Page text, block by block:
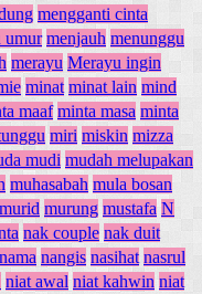
mengganti cinta
umur menjauh menunggu
merayu Merayu ingin
minat minat lain mind
maaf minta masa minta
miri miskin mizza
mudi mudah melupakan
muhasabah mula bosan
murid murung mustafa N
nak couple nak duit
nama nangis nasihat nasrul
niat awal niat kahwin niat